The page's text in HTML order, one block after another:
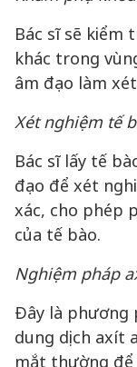
Bác sĩ sẽ kiểm
khác trong
âm đạo làm
Xét nghiệm tế
Bác sĩ lấy tế
đạo để xét
xác, cho phép
của tế bào.
Nghiệm pháp
Đây là phương
dung dịch axít
mắt thường